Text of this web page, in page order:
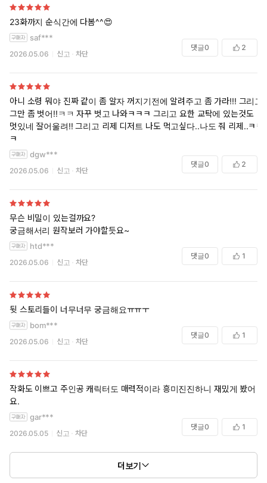
23화까지 순식간에 다봄^^😍
saf***
2026.05.06 신고 차단
댓글0 2
아니 소령 뭐야 진짜 같이 좀 알자 꺼지기전에 알려주고 좀 가라!!! 그리고
그만 좀 벗어!!ㅋㅋ 자꾸 벗고 나와ㅋㅋㅋ 그리고 요한 교탁에 있는것도
멋있네 잘어울려!! 그리고 리제 디저트 나도 먹고싶다..나도 줘 리제..ㅋㅋ
ㅋ
dgw***
2026.05.06 신고 차단
댓글0 2
무슨 비밀이 있는걸까요?
궁금해서리 원작보러 가야할듯요~
htd***
2026.05.06 신고 차단
댓글0 1
뒷 스토리들이 너무너무 궁금해요ㅠㅠㅜ
bom***
2026.05.06 신고 차단
댓글0 1
작화도 이쁘고 주인공 캐릭터도 매력적이라 흥미진진하니 재밌게 봤어
요.
gar***
2026.05.05 신고 차단
댓글0 1
더보기